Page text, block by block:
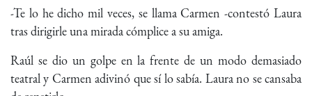
-Te lo he dicho mil veces, se llama Carmen -contestó Laura
tras dirigirle una mirada cómplice a su amiga.
Raúl se dio un golpe en la frente de un modo demasiado
teatral y Carmen adivinó que sí lo sabía. Laura no se cansaba